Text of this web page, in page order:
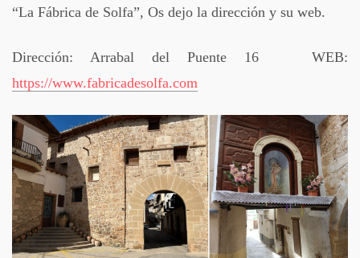
“La Fábrica de Solfa”, Os dejo la dirección y su web.
Dirección: Arrabal del Puente 16 WEB:
https://www.fabricadesolfa.com